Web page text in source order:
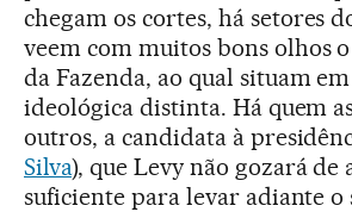
chegam os cortes, há setores
veem com muitos bons olhos
da Fazenda, ao qual situam
ideológica distinta. Há quem
outros, a candidata à
Silva), que Levy não gozará de
suficiente para levar adiante o